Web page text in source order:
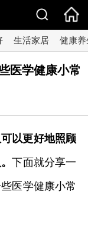
生活家居 健康养
医学健康小常
以更好地照顾
下面就分享一
医学健康小常